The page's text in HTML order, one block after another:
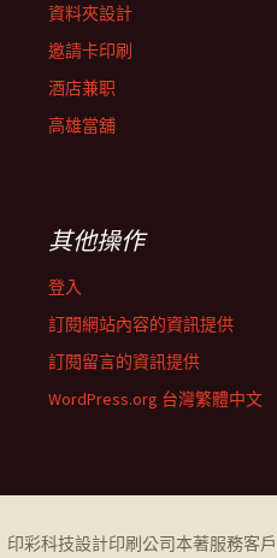
資料夾設計
邀請卡印刷
酒店兼职
高雄當舖
其他操作
登入
訂閱網站內容的資訊提供
訂閱留言的資訊提供
WordPress.org 台灣繁體中文
印彩科技設計印刷公司本著服務客